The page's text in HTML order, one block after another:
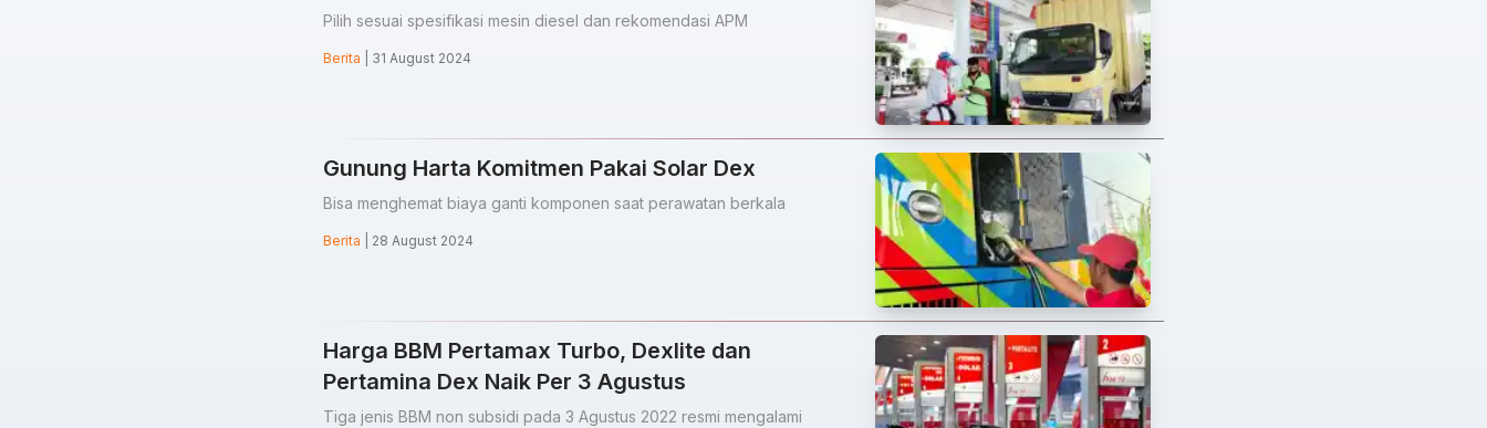
Pilih sesuai spesifikasi mesin diesel dan rekomendasi APM
Berita | 31 August 2024
Gunung Harta Komitmen Pakai Solar Dex
Bisa menghemat biaya ganti komponen saat perawatan berkala
Berita | 28 August 2024
Harga BBM Pertamax Turbo, Dexlite dan
Pertamina Dex Naik Per 3 Agustus
Tiga jenis BBM non subsidi pada 3 Agustus 2022 resmi mengalami